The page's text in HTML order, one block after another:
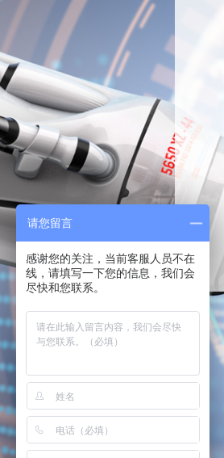
请您留言
感谢您的关注，当前客服人员不在
线，请填写一下您的信息，我们会
尽快和您联系。